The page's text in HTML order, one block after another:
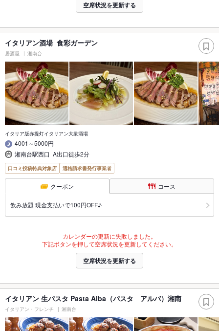
空席状況を更新する
イタリアン酒場 食彩ガーデン
居酒屋 湘南台
イタリア版赤提灯イタリアン大衆酒場
4001～5000円
湘南台駅西口 A出口徒歩2分
口コミ投稿特典対象店 適格請求書発行事業者
クーポン コース
飲み放題 現金支払いで100円OFF♪
カレンダーの更新に失敗しました。
下記ボタンを押して空席状況を更新してください。
空席状況を更新する
イタリアン 生パスタ Pasta Alba（パスタ アルバ）湘南
イタリアン・フレンチ 湘南台